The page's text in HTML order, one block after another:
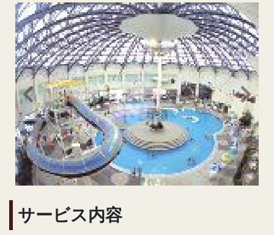
前の画像へ 次の
サービス内容